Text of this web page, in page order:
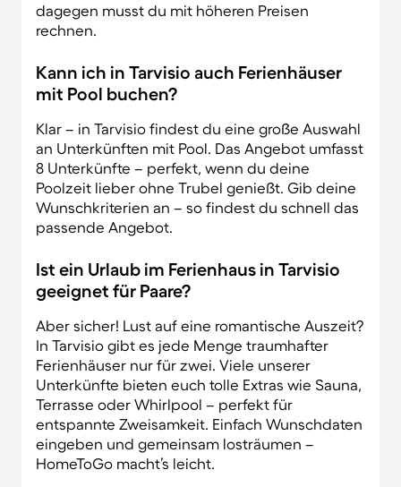
dagegen musst du mit höheren Preisen
rechnen.
Kann ich in Tarvisio auch Ferienhäuser
mit Pool buchen?
Klar – in Tarvisio findest du eine große Auswahl
an Unterkünften mit Pool. Das Angebot umfasst
8 Unterkünfte – perfekt, wenn du deine
Poolzeit lieber ohne Trubel genießt. Gib deine
Wunschkriterien an – so findest du schnell das
passende Angebot.
Ist ein Urlaub im Ferienhaus in Tarvisio
geeignet für Paare?
Aber sicher! Lust auf eine romantische Auszeit?
In Tarvisio gibt es jede Menge traumhafter
Ferienhäuser nur für zwei. Viele unserer
Unterkünfte bieten euch tolle Extras wie Sauna,
Terrasse oder Whirlpool – perfekt für
entspannte Zweisamkeit. Einfach Wunschdaten
eingeben und gemeinsam losträumen –
HomeToGo macht’s leicht.